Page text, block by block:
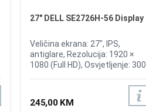
27" DELL SE2726H-56 Display
Veličina ekrana: 27", IPS,
antiglare, Rezolucija: 1920 ×
1080 (Full HD), Osvjetljenje: 300
(MPRT), Osvježenje: 144 Hz,
HDMI, VESA 100 × 100 mm,
245,00 KM